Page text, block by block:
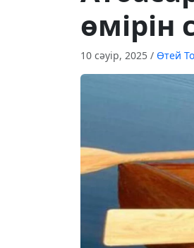
өмірін
10 сәуір, 2025 / Өтей